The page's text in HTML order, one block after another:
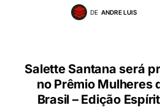
DE ANDRE LUIS
Salette Santana será
no Prêmio Mulheres
Brasil – Edição